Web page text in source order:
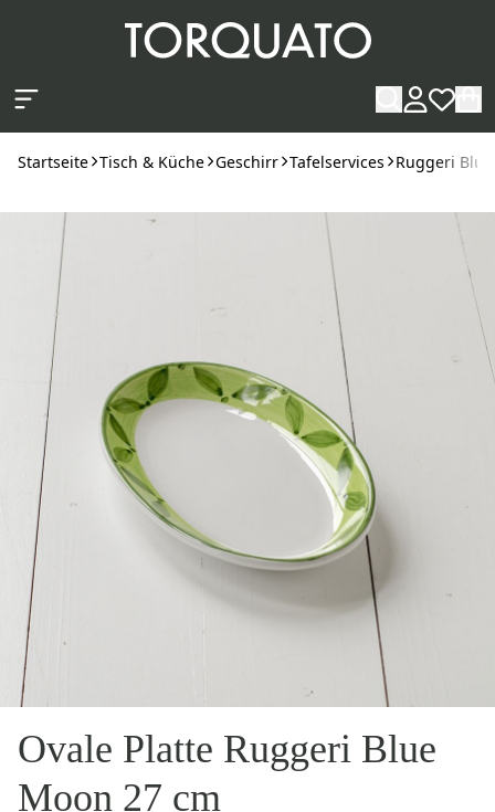
Startseite Tisch & Küche Geschirr Tafelservices Ruggeri
Ovale Platte Ruggeri Blue
Moon 27 cm